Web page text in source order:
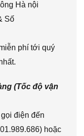
Hà nội
Số
phí tới quý
(Tốc độ vận
điện đến
hoặc